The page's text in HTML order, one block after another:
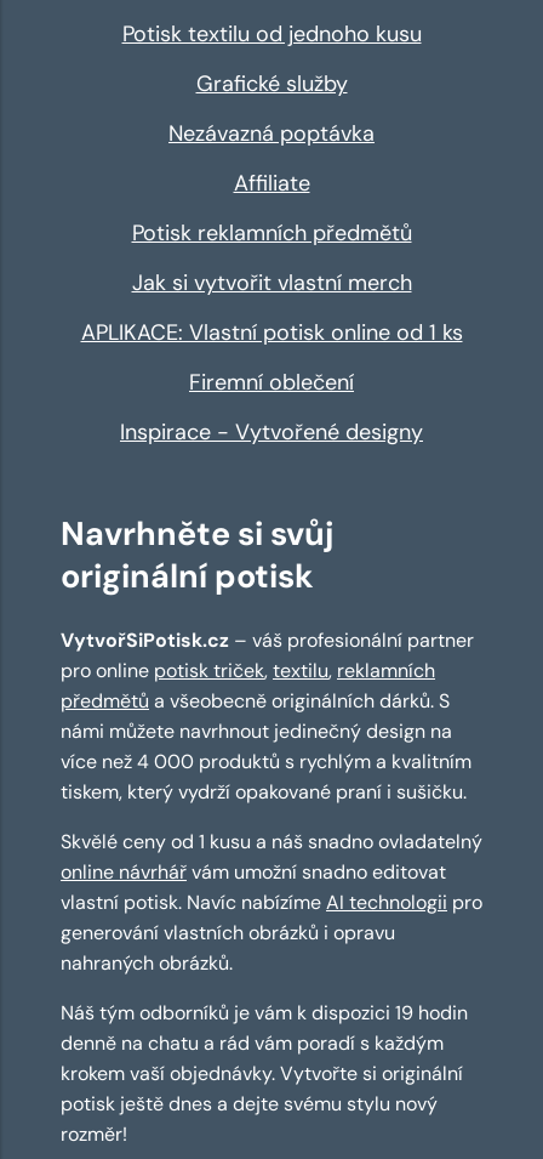
Potisk textilu od jednoho kusu
Grafické služby
Nezávazná poptávka
Affiliate
Potisk reklamních předmětů
Jak si vytvořit vlastní merch
APLIKACE: Vlastní potisk online od 1 ks
Firemní oblečení
Inspirace - Vytvořené designy
Navrhněte si svůj
originální potisk
VytvořSiPotisk.cz – váš profesionální partner
pro online potisk triček,textilu, reklamních
předmětů a všeobecně originálních dárků. S
námi můžete navrhnout jedinečný design na
více než 4 000 produktů s rychlým a kvalitním
tiskem, který vydrží opakované praní i sušičku.
Skvělé ceny od 1 kusu a náš snadno ovladatelný
online návrhářvám umožní snadno editovat
vlastní potisk. Navíc nabízímeAI technologii pro
generování vlastních obrázků i opravu
nahraných obrázků.
Náš tým odborníků je vám k dispozici 19 hodin
denně na chatu a rád vám poradí s každým
krokem vaší objednávky. Vytvořte si originální
potisk ještě dnes a dejte svému stylu nový
rozměr!